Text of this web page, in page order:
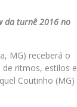
da turnê 2016 no
MG) receberá o
de ritmos, estilos e
Coutinho (MG)